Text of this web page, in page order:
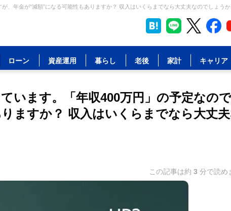
、年金が“減額”になる可能性もありますか？ 収入はいくらまでなら大丈夫なのでしょう
ローン 資産運用 暮らし 老後 家計 キャリア
います。「年収400万円」の予定なの
ますか？ 収入はいくらまでなら大丈
この記事は約 3 分で読め